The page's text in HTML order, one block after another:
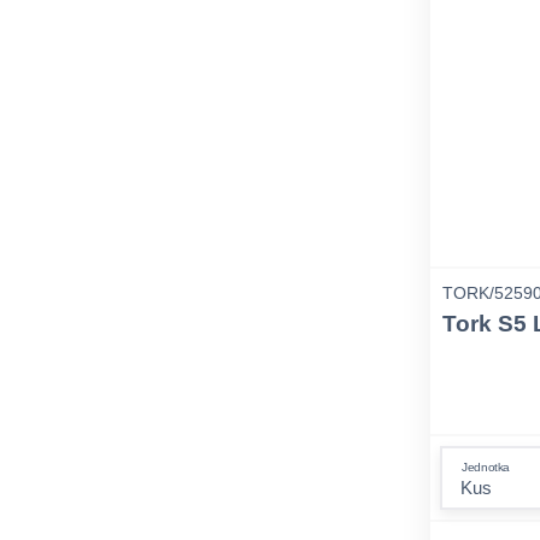
TORK/
Tork S5
Jednotka